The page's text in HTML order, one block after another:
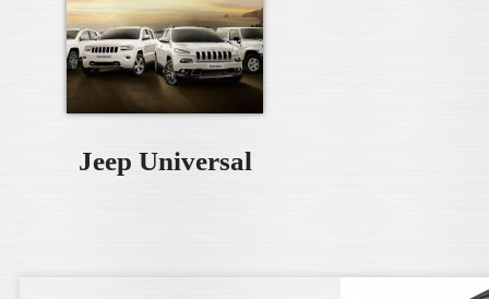
Jeep Universal